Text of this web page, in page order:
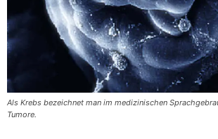
Als Krebs bezeichnet man im medizinischen
Tumore.